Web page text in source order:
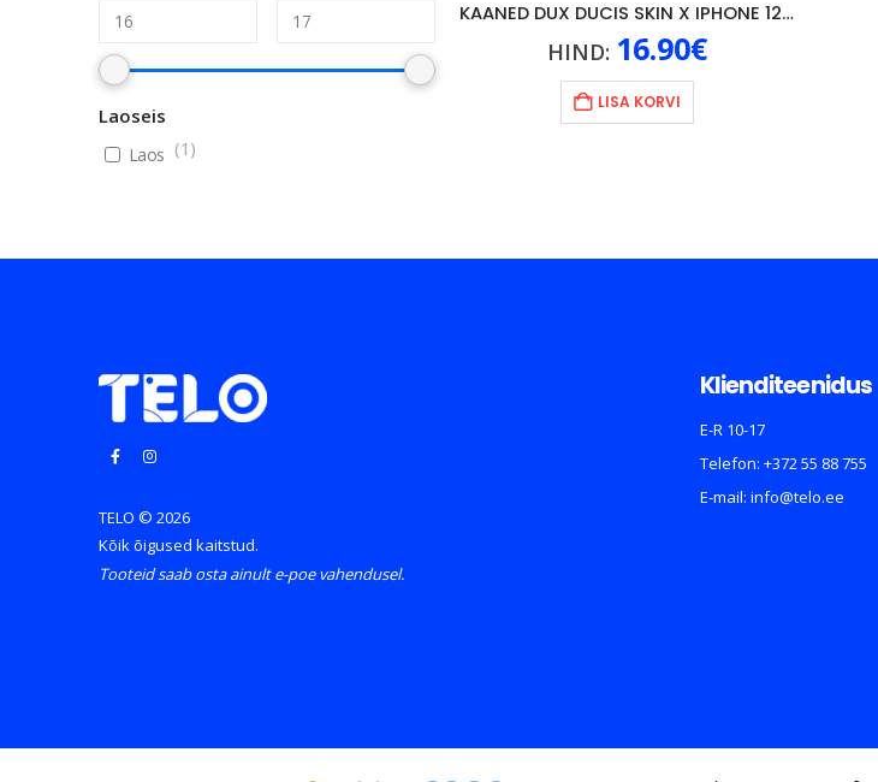
KAANED DUX DUCIS SKIN X IPHONE 12/12 PRO, SININE
HIND: 16.90€
LISA KORVI
Laoseis
Laos (1 )
TELO © 2026
Kõik õigused kaitstud.
Tooteid saab osta ainult e-poe vahendusel.
Klienditeenidus
E-R 10-17
Telefon: +372 55 88 755
E-mail: info@telo.ee